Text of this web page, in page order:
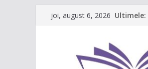
joi, august 6, 2026 Ultimele: